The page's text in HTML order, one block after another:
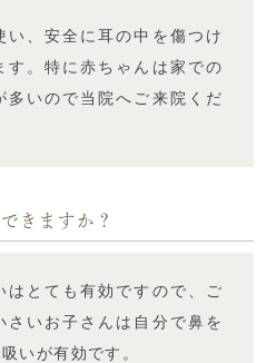
い、安全に耳の中を傷つけ
す。特に赤ちゃんは家での
多いので当院へご来院くだ
きますか？
はとても有効ですので、ご
さいお子さんは自分で鼻を
いが有効です。